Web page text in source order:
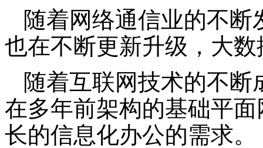
随着网络通信业的不
也在不断更新升级，大
随着互联网技术的不
在多年前架构的基础平
长的信息化办公的需求。